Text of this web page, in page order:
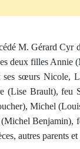
M. Gérard Cyr
deux filles Annie
sœurs Nicole,
(Lise Brault), feu
Michel
Benjamin),
autres parents et